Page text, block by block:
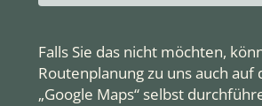
Falls Sie das nicht möchten,
Routenplanung zu uns auch auf
„Google Maps“ selbst